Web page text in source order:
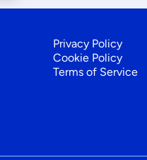
Privacy Policy
Cookie Policy
Terms of Service